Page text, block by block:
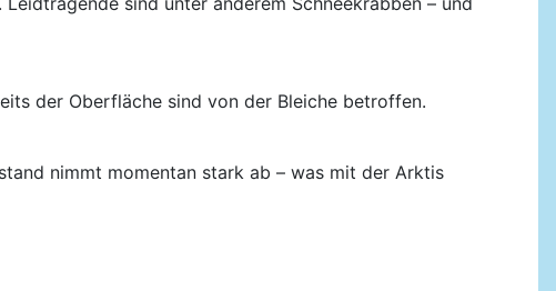
der Oberfläche sind von der Bleiche betroffen.
nimmt momentan stark ab – was mit der Arktis